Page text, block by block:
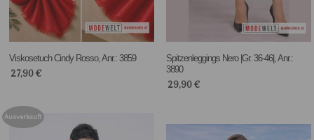
Viskosetuch Cindy Rosso, Anr.: 3859
27,90€
Spitzenleggings Nero |Gr. 36-46|, Anr.:
3890
29,90€
Ausverkauft